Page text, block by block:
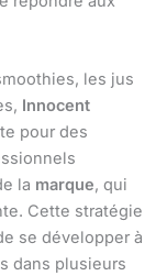
les jus
Innocent
pour des
la marque, qui
Cette stratégie
se développer à
dans plusieurs